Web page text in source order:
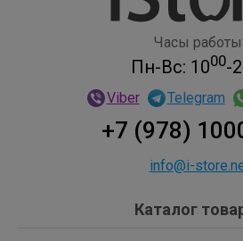
Часы работы:
Пн-Вс: 1000-
Viber Telegram
+7 (978)
info@i-
Каталог